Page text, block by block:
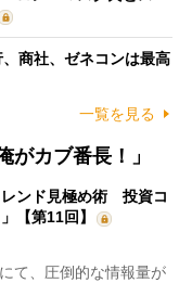
商社、ゼネコンは最高
一覧を見る
がカブ番長！」
レンド見極め術 投資コ
【第11回】
て、圧倒的な情報量が